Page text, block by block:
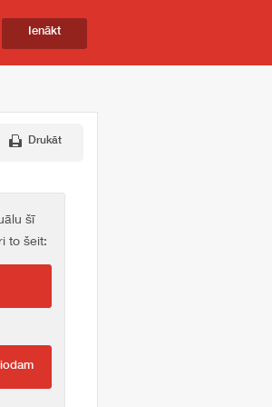
Ienākt
Drukāt
šī
to šeit: